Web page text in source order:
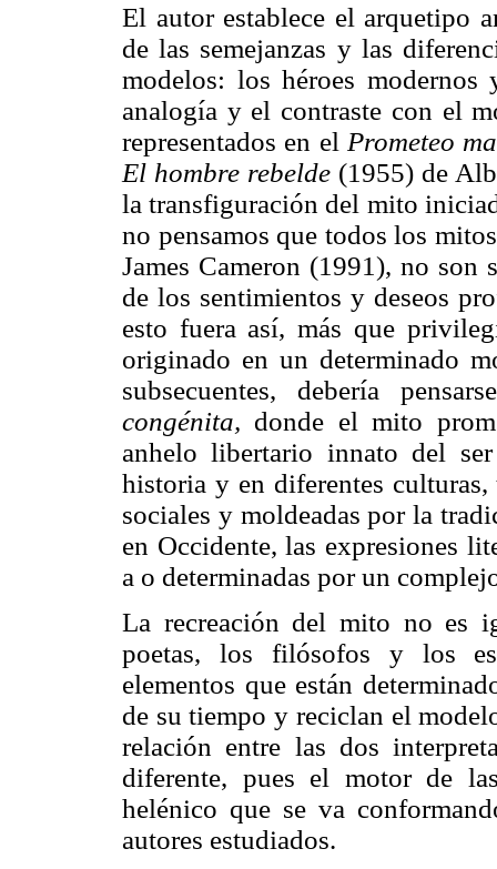
El autor establece el arquetipo
de las semejanzas y las
modelos: los héroes
analogía y el contraste con el
representados en el Prometeo
El hombre rebelde (1955) de
la transfiguración del mito
no pensamos que todos los
James Cameron (1991), no son
de los sentimientos y deseos
esto fuera así, más que
originado en un determinado
subsecuentes, debería
congénita, donde el mito
anhelo libertario innato del
historia y en diferentes
sociales y moldeadas por la
en Occidente, las expresiones
a o determinadas por un
La recreación del mito no es
poetas, los filósofos y los
elementos que están
de su tiempo y reciclan el
relación entre las dos
diferente, pues el motor de
helénico que se va
autores estudiados.